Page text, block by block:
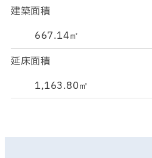
建築面積
667.14㎡
延床面積
1,163.80㎡